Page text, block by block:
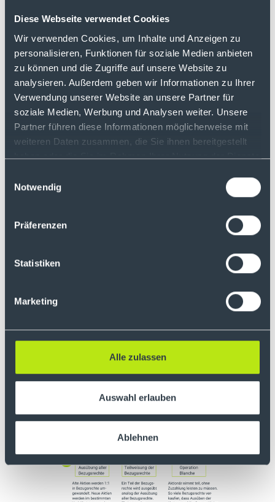
Diese Webseite verwendet Cookies
Wir verwenden Cookies, um Inhalte und Anzeigen zu
personalisieren, Funktionen für soziale Medien anbieten
zu können und die Zugriffe auf unsere Website zu
analysieren. Außerdem geben wir Informationen zu Ihrer
Verwendung unserer Website an unsere Partner für
soziale Medien, Werbung und Analysen weiter. Unsere
Partner führen diese Informationen möglicherweise mit
weiteren Daten zusammen, die Sie ihnen bereitgestellt
haben oder die Sie im Rahmen Ihrer Nutzung der Dienste
Notwendig
Präferenzen
Statistiken
Marketing
Alle zulassen
Auswahl erlauben
Ablehnen
wichtig, eine Kosten-Nutzen-Rechnung
Bezug neuer Aktien finanziell lohnt.
Die Weisungsfrist:Aktionäre müssen
sicherstellen, dass sie ihre Weisungen
rechtzeitig einreichen.
Teilweisungen: Es ist möglich, nur einen
Teil der Bezugsrechte zu nutzen und den
Rest zu verkaufen. Wichtig ist hierbei,
einer zusätzlichen Zahlung verbunden